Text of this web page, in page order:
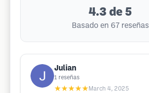
4.3 de 5
Basado en 67 reseñas
Julian
1 reseñas
★★★★★ March 4, 2025